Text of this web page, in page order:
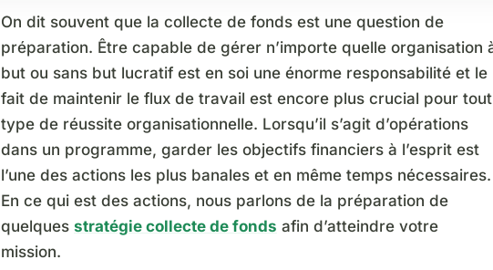
On dit souvent que la collecte de fonds est une question de
préparation. Être capable de gérer n’importe quelle organisation
but ou sans but lucratif est en soi une énorme responsabilité et le
fait de maintenir le flux de travail est encore plus crucial pour tout
type de réussite organisationnelle. Lorsqu’il s’agit d’opérations
dans un programme, garder les objectifs financiers à l’esprit est
l’une des actions les plus banales et en même temps nécessaires.
En ce qui est des actions, nous parlons de la préparation de
quelques stratégie collecte de fonds afin d’atteindre votre
mission.